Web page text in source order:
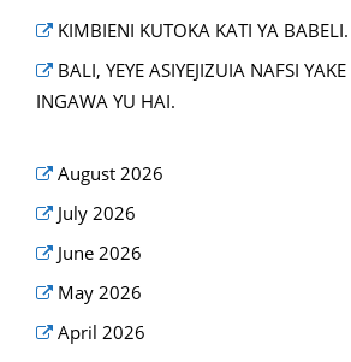
KIMBIENI KUTOKA KATI YA BABELI.
BALI, YEYE ASIYEJIZUIA NAFSI
INGAWA YU HAI.
August 2026
July 2026
June 2026
May 2026
April 2026